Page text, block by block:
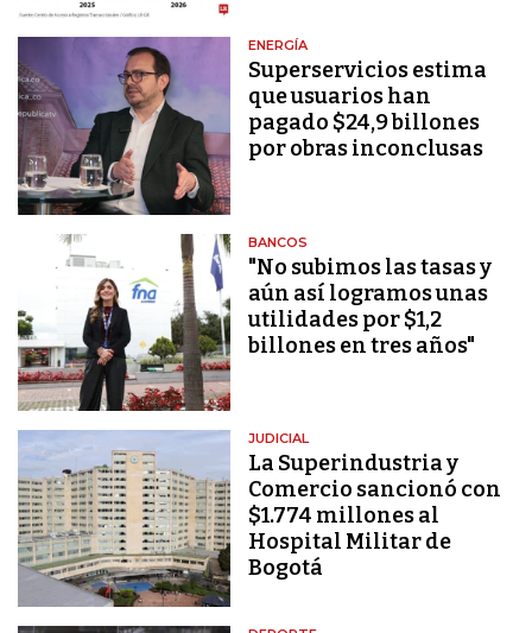
ENERGÍA
Superservicios estima
que usuarios han
pagado $24,9 billones
por obras inconclusas
BANCOS
"No subimos las tasas y
aún así logramos unas
utilidades por $1,2
billones en tres años"
JUDICIAL
La Superindustria y
Comercio sancionó con
$1.774 millones al
Hospital Militar de
Bogotá